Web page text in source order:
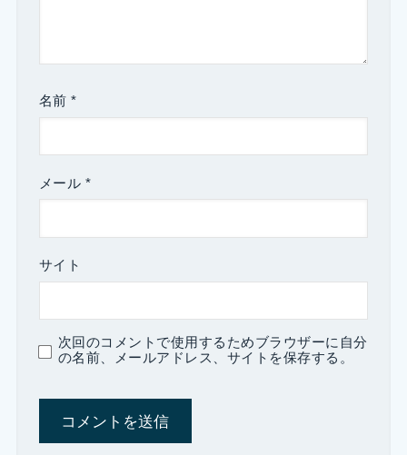
名前*
メール *
サイト
次回のコメントで使用するためブラウザーに自分
の名前、メールアドレス、サイトを保存する。